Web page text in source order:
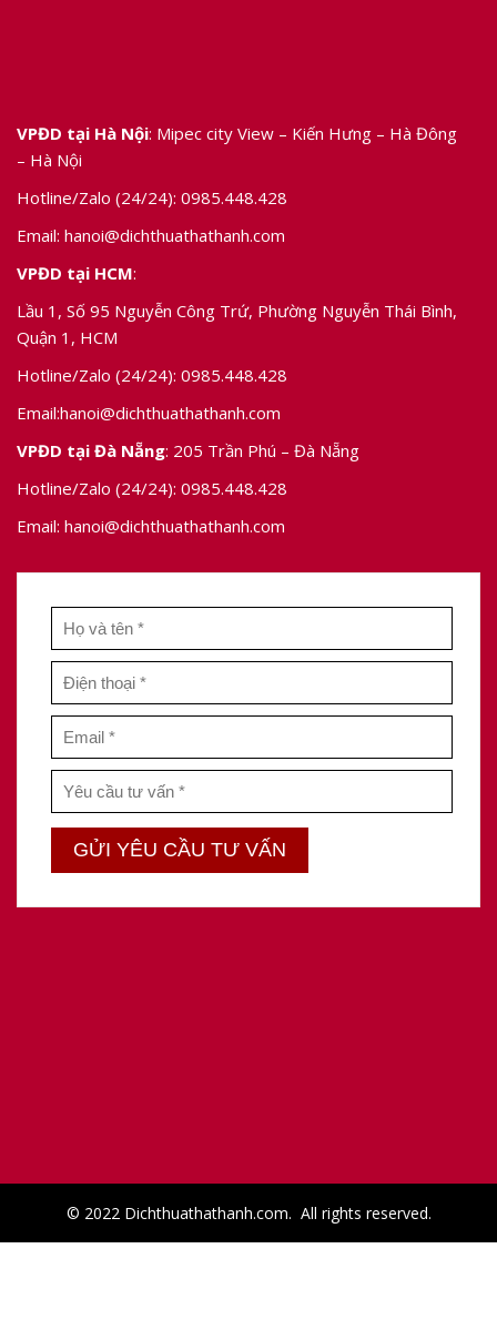
VPĐD tại Hà Nội: Mipec city View – Kiến Hưng – Hà Đông
– Hà Nội
Hotline/Zalo (24/24): 0985.448.428
Email: hanoi@dichthuathathanh.com
VPĐD tại HCM:
Lầu 1, Số 95 Nguyễn Công Trứ, Phường Nguyễn Thái Bình,
Quận 1, HCM
Hotline/Zalo (24/24): 0985.448.428
Email:hanoi@dichthuathathanh.com
VPĐD tại Đà Nẵng: 205 Trần Phú – Đà Nẵng
Hotline/Zalo (24/24): 0985.448.428
Email: hanoi@dichthuathathanh.com
© 2022 Dichthuathathanh.com. All rights reserved.